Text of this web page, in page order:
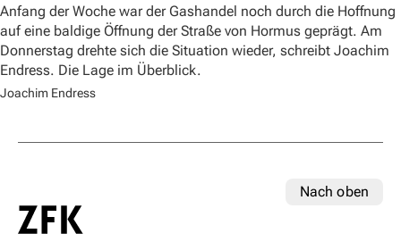
Anfang der Woche war der Gashandel noch durch die Hoffnung
auf eine baldige Öffnung der Straße von Hormus geprägt. Am
Donnerstag drehte sich die Situation wieder, schreibt Joachim
Endress. Die Lage im Überblick.
Joachim Endress
Nach oben